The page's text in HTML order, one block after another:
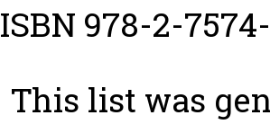
ISBN 978-2-
This list was